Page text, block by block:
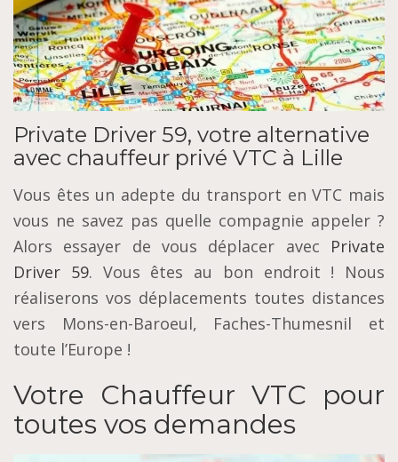
Private Driver 59, votre alternative
avec chauffeur privé VTC à Lille
Vous êtes un adepte du transport en VTC mais
vous ne savez pas quelle compagnie appeler ?
Alors essayer de vous déplacer avec Private
Driver 59. Vous êtes au bon endroit ! Nous
réaliserons vos déplacements toutes distances
vers Mons-en-Baroeul, Faches-Thumesnil et
toute l’Europe !
Votre Chauffeur VTC pour
toutes vos demandes